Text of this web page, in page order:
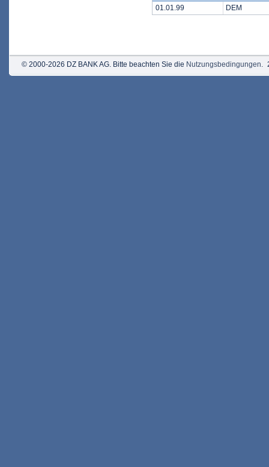
01.01.99
DEM
© 2000-2026 DZ BANK AG. Bitte beachten Sie die Nutzungsbedingungen.